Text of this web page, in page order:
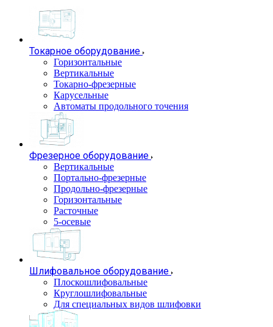
Токарное оборудование
Горизонтальные
Вертикальные
Токарно-фрезерные
Карусельные
Автоматы продольного точения
Фрезерное оборудование
Вертикальные
Портально-фрезерные
Продольно-фрезерные
Горизонтальные
Расточные
5-осевые
Шлифовальное оборудование
Плоскошлифовальные
Круглошлифовальные
Для специальных видов шлифовки